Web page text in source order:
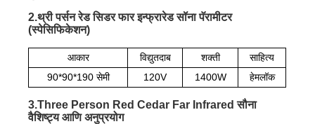
2.थ्री पर्सन रेड सिडर फार इन्फ्रारेड सॉना पॅरामीटर
(स्पेसिफिकेशन)
आकार विद्युतदाब शक्ती
साहित्य
90*90*190 सेमी
120V 1400W हेमलॉक
3.Three Person Red Cedar Far Infrared सौना
वैशिष्ट्य आणि अनुप्रयोग